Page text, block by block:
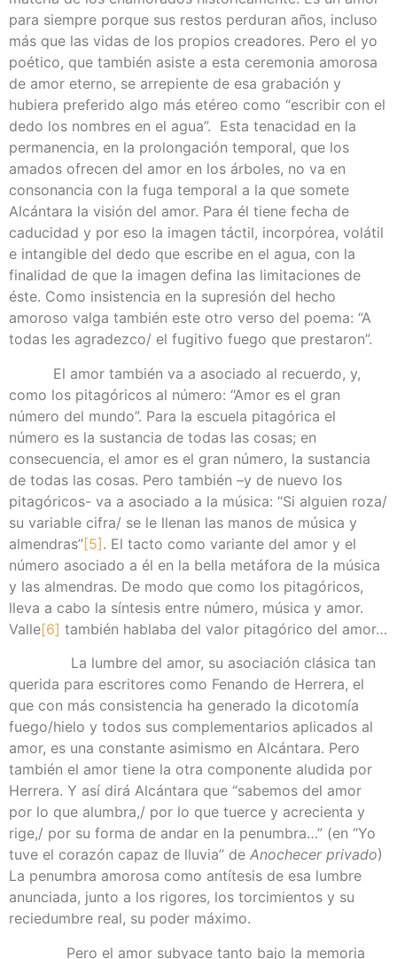
para siempre porque sus restos perduran años, incluso
más que las vidas de los propios creadores. Pero el yo
poético, que también asiste a esta ceremonia amorosa
de amor eterno, se arrepiente de esa grabación y
hubiera preferido algo más etéreo como “escribir con el
dedo los nombres en el agua”. Esta tenacidad en la
permanencia, en la prolongación temporal, que los
amados ofrecen del amor en los árboles, no va en
consonancia con la fuga temporal a la que somete
Alcántara la visión del amor. Para él tiene fecha de
caducidad y por eso la imagen táctil, incorpórea, volátil
e intangible del dedo que escribe en el agua, con la
finalidad de que la imagen defina las limitaciones de
éste. Como insistencia en la supresión del hecho
amoroso valga también este otro verso del poema: “A
todas les agradezco/ el fugitivo fuego que prestaron”.
El amor también va a asociado al recuerdo, y,
como los pitagóricos al número: “Amor es el gran
número del mundo”. Para la escuela pitagórica el
número es la sustancia de todas las cosas; en
consecuencia, el amor es el gran número, la sustancia
de todas las cosas. Pero también –y de nuevo los
pitagóricos- va a asociado a la música: “Si alguien roza/
su variable cifra/ se le llenan las manos de música y
almendras”[5]. El tacto como variante del amor y el
número asociado a él en la bella metáfora de la música
y las almendras. De modo que como los pitagóricos,
lleva a cabo la síntesis entre número, música y amor.
Valle[6] también hablaba del valor pitagórico del amor…
La lumbre del amor, su asociación clásica tan
querida para escritores como Fenando de Herrera, el
que con más consistencia ha generado la dicotomía
fuego/hielo y todos sus complementarios aplicados al
amor, es una constante asimismo en Alcántara. Pero
también el amor tiene la otra componente aludida por
Herrera. Y así dirá Alcántara que “sabemos del amor
por lo que alumbra,/ por lo que tuerce y acrecienta y
rige,/ por su forma de andar en la penumbra…” (en “Yo
tuve el corazón capaz de lluvia” de Anochecer privado)
La penumbra amorosa como antítesis de esa lumbre
anunciada, junto a los rigores, los torcimientos y su
reciedumbre real, su poder máximo.
Pero el amor subyace tanto bajo la memoria